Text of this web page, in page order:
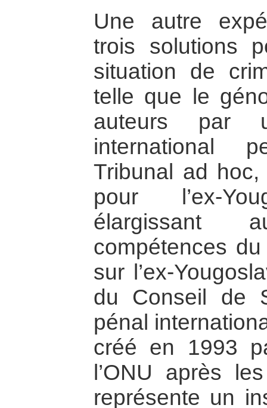
Une autre
trois solutions
situation de
telle que le
auteurs par
international
Tribunal ad
pour l’ex-
élargissant
compétences
sur l’ex-
du Conseil de
pénal
créé en 1993
l’ONU après
représente un